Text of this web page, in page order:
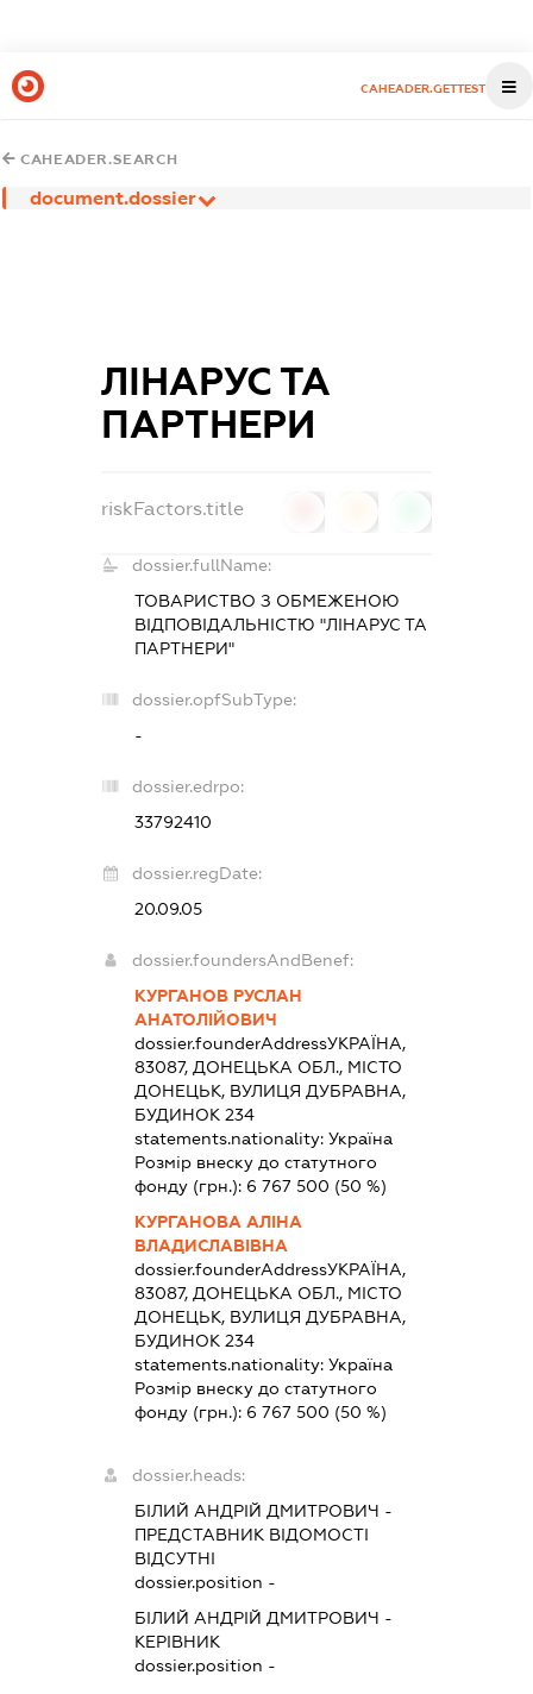
CAHEADER.GETTEST
CAHEADER.SEARCH
document.dossier
ЛІНАРУС ТА
ПАРТНЕРИ
riskFactors.title
dossier.fullName:
ТОВАРИСТВО З ОБМЕЖЕНОЮ
ВІДПОВІДАЛЬНІСТЮ "ЛІНАРУС ТА
ПАРТНЕРИ"
dossier.opfSubType:
-
dossier.edrpo:
33792410
dossier.regDate:
20.09.05
dossier.foundersAndBenef:
КУРГАНОВ РУСЛАН
АНАТОЛІЙОВИЧ
dossier.founderAddressУКРАЇНА,
83087, ДОНЕЦЬКА ОБЛ., МІСТО
ДОНЕЦЬК, ВУЛИЦЯ ДУБРАВНА,
БУДИНОК 234
statements.nationality:Україна
Розмір внеску до статутного
фонду (грн.): 6 767 500 (50 %)
КУРГАНОВА АЛІНА
ВЛАДИСЛАВІВНА
dossier.founderAddressУКРАЇНА,
83087, ДОНЕЦЬКА ОБЛ., МІСТО
ДОНЕЦЬК, ВУЛИЦЯ ДУБРАВНА,
БУДИНОК 234
statements.nationality:Україна
Розмір внеску до статутного
фонду (грн.): 6 767 500 (50 %)
dossier.heads:
БІЛИЙ АНДРІЙ ДМИТРОВИЧ -
ПРЕДСТАВНИК ВІДОМОСТІ
ВІДСУТНІ
dossier.position -
БІЛИЙ АНДРІЙ ДМИТРОВИЧ -
КЕРІВНИК
dossier.position -